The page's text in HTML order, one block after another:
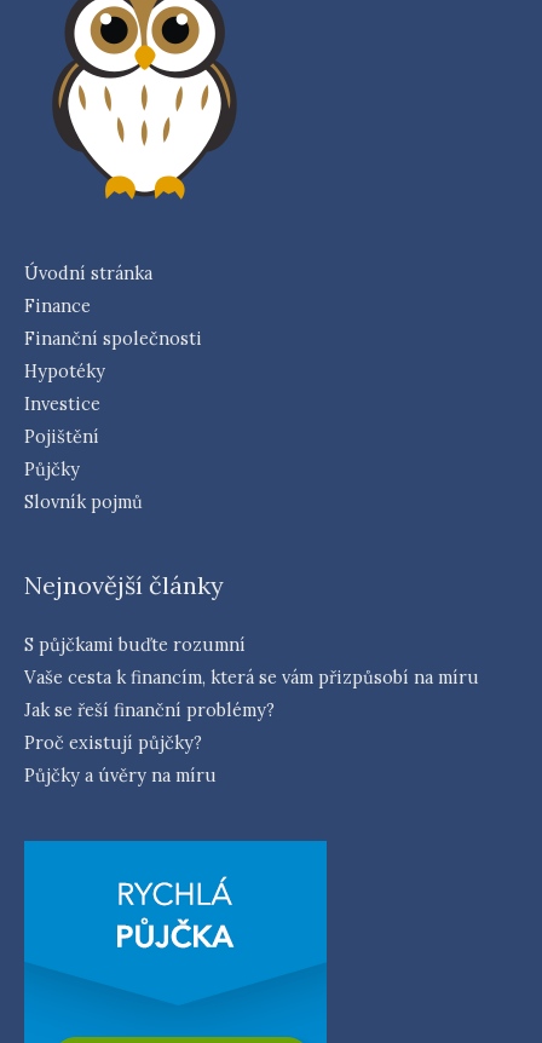
Úvodní stránka
Finance
Finanční společnosti
Hypotéky
Investice
Pojištění
Půjčky
Slovník pojmů
Nejnovější články
S půjčkami buďte rozumní
Vaše cesta k financím, která se vám přizpůsobí na míru
Jak se řeší finanční problémy?
Proč existují půjčky?
Půjčky a úvěry na míru